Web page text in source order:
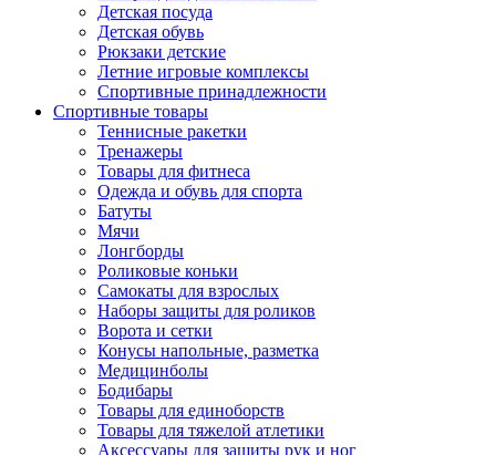
Детская посуда
Детская обувь
Рюкзаки детские
Летние игровые комплексы
Спортивные принадлежности
Спортивные товары
Теннисные ракетки
Тренажеры
Товары для фитнеса
Одежда и обувь для спорта
Батуты
Мячи
Лонгборды
Роликовые коньки
Самокаты для взрослых
Наборы защиты для роликов
Ворота и сетки
Конусы напольные, разметка
Медицинболы
Бодибары
Товары для единоборств
Товары для тяжелой атлетики
Аксессуары для защиты рук и ног